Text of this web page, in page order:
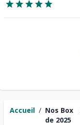
Accueil / Nos Box
de 2025